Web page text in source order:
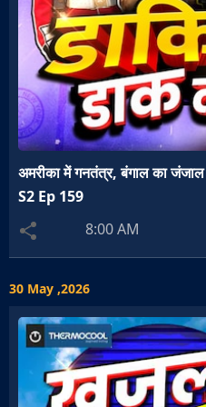
अमरीका में गनतंत्र, बंगाल का
S2 Ep 159
8:00 AM
30 May ,2026